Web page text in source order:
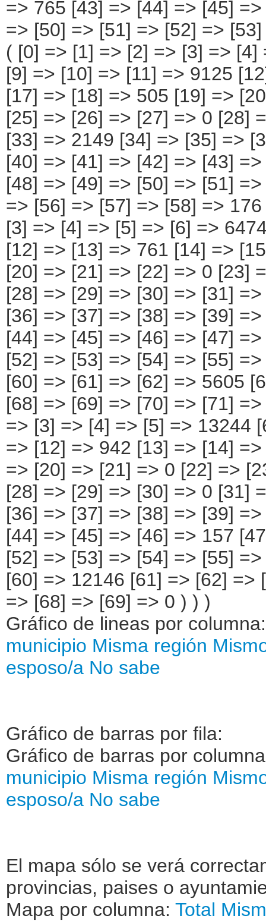
Gráfico de lineas por
municipio Misma región
esposo/a No sabe
Gráfico de barras por fila:
Gráfico de barras por
municipio Misma región
esposo/a No sabe
El mapa sólo se verá
provincias, paises o
Mapa por columna: Total